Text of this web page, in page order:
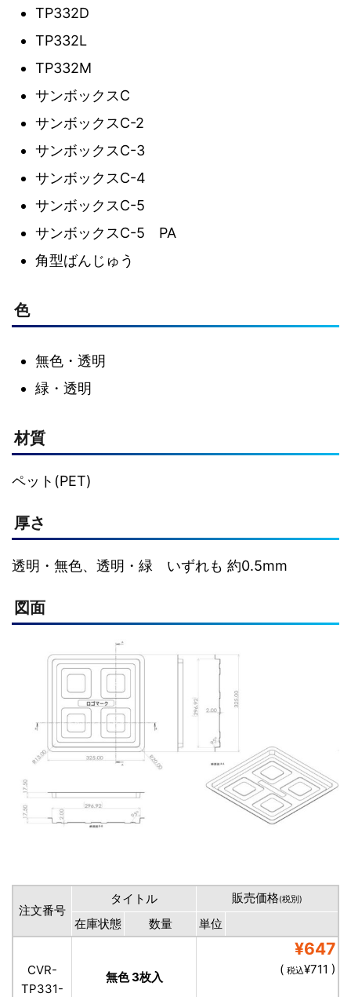
TP332D
TP332L
TP332M
サンボックスC
サンボックスC-2
サンボックスC-3
サンボックスC-4
サンボックスC-5
サンボックスC-5 PA
角型ばんじゅう
色
無色・透明
緑・透明
材質
ペット(PET)
厚さ
透明・無色、透明・緑 いずれも 約0.5mm
図面
注文番号
タイトル 販売価格(税別)
在庫状態 数量 単位
CVR-
TP331-
無色 3枚入
¥647
( 税込¥711 )